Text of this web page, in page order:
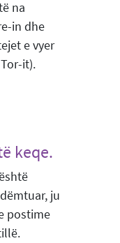
na
in dhe
e vyer
it).
keqe.
ju
postime